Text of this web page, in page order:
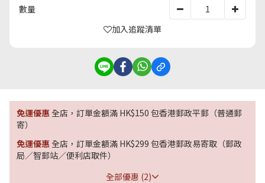
數量
加入追蹤清單
免運優惠全店，訂單金額滿 HK$150 包香港郵政平郵（普通郵
寄）
免運優惠全店，訂單金額滿 HK$299 包香港郵政易寄取（郵政
局／智郵站／便利店取件）
全部優惠 (2)